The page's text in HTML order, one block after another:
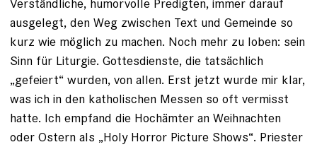
Verständliche, humorvolle Predigten, immer darauf
ausgelegt, den Weg zwischen Text und ­Gemeinde so
kurz wie möglich zu machen. Noch mehr zu loben: sein
Sinn für Liturgie. Gottesdienste, die tatsächlich
„gefeiert“ wurden, von allen. Erst jetzt wurde mir klar,
was ich in den katholischen Messen so oft vermisst
hatte. Ich empfand die Hochämter an Weihnachten
oder Ostern als „Holy Horror Picture Shows“. Priester